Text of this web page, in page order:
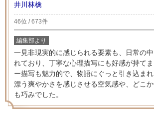
井川林檎
46位 / 673件
編集部より
一見非現実的に感じられる要素も、日常の
れており、丁寧な心理描写にも好感が持て
ー描写も魅力的で、物語にぐっと引き込ま
漂う爽やかさを感じさせる空気感や、どこ
も巧みでした。